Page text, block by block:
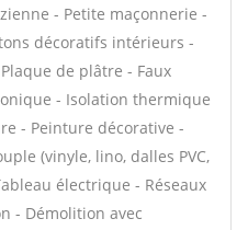
- Petite maçonnerie -
décoratifs intérieurs -
de plâtre - Faux
- Isolation thermique
- Peinture décorative -
(vinyle, lino, dalles PVC,
électrique - Réseaux
- Démolition avec